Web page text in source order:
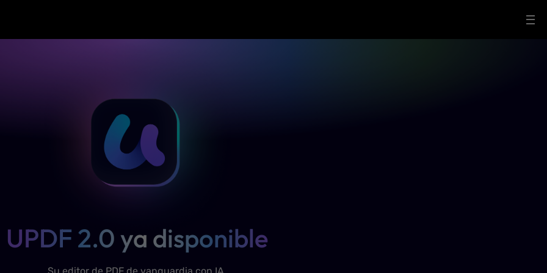
UPDF 2.0 ya disponible
Su editor de PDF de vanguardia con IA.